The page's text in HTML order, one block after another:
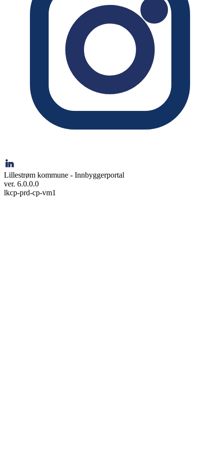
Lillestrøm kommune - Innbyggerportal
ver. 6.0.0.0
lkcp-prd-cp-vm1